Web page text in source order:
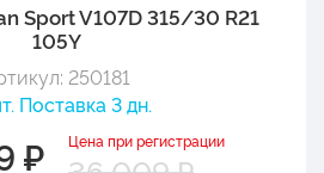
Sport V107D 315/30 R21
105Y
250181
Поставка 3 дн.
₽ Цена при регистрации